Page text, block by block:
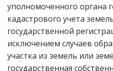
уполномоченного органа
кадастрового учета
государственной
исключением случаев
участка из земель или
государственная